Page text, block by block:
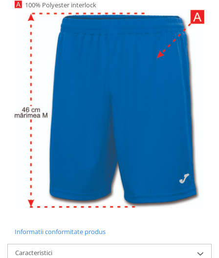
100% Polyester interlock
Informatii conformitate produs
Caracteristici